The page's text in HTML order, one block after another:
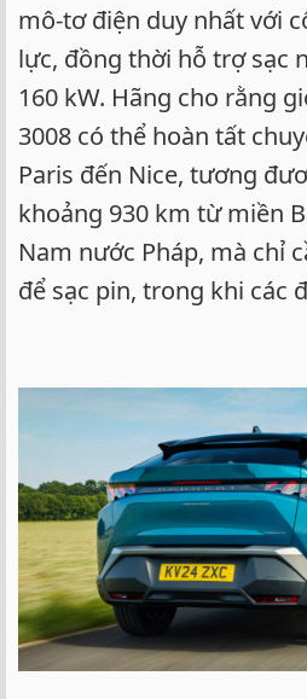
mô-tơ điện duy nhất với
lực, đồng thời hỗ trợ sạc
160 kW. Hãng cho rằng
3008 có thể hoàn tất
Paris đến Nice, tương
khoảng 930 km từ miền
Nam nước Pháp, mà chỉ
để sạc pin, trong khi các